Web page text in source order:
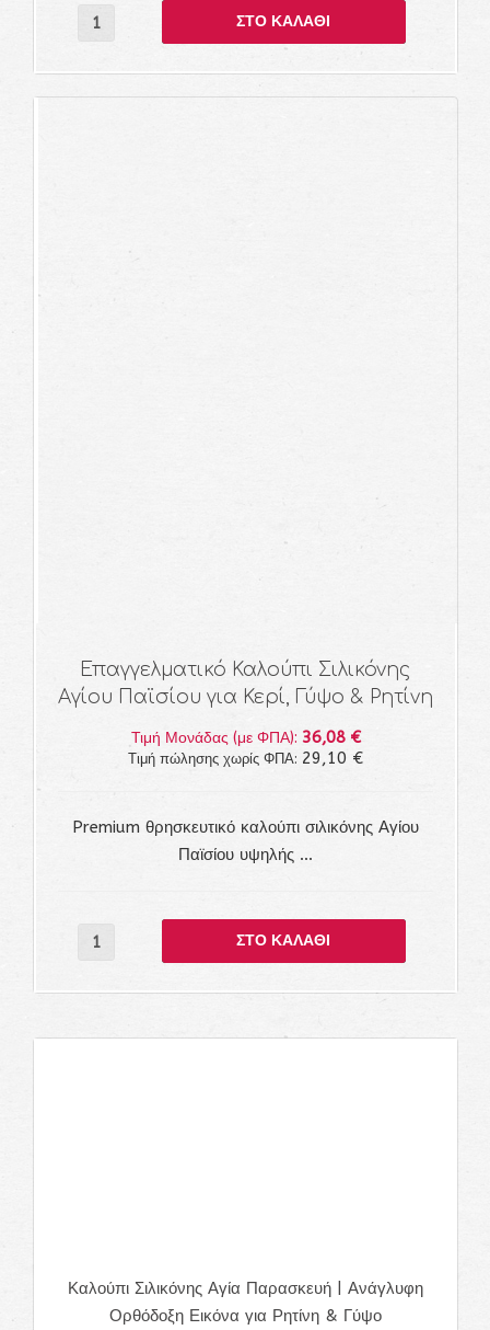
Επαγγελματικό Καλούπι Σιλικόνης
Αγίου Παϊσίου για Κερί, Γύψο & Ρητίνη
Τιμή Μονάδας (με ΦΠΑ): 36,08 €
Τιμή πώλησης χωρίς ΦΠΑ: 29,10 €
Premium θρησκευτικό καλούπι σιλικόνης Αγίου
Παϊσίου υψηλής ...
Καλούπι Σιλικόνης Αγία Παρασκευή | Ανάγλυφη
Ορθόδοξη Εικόνα για Ρητίνη & Γύψο